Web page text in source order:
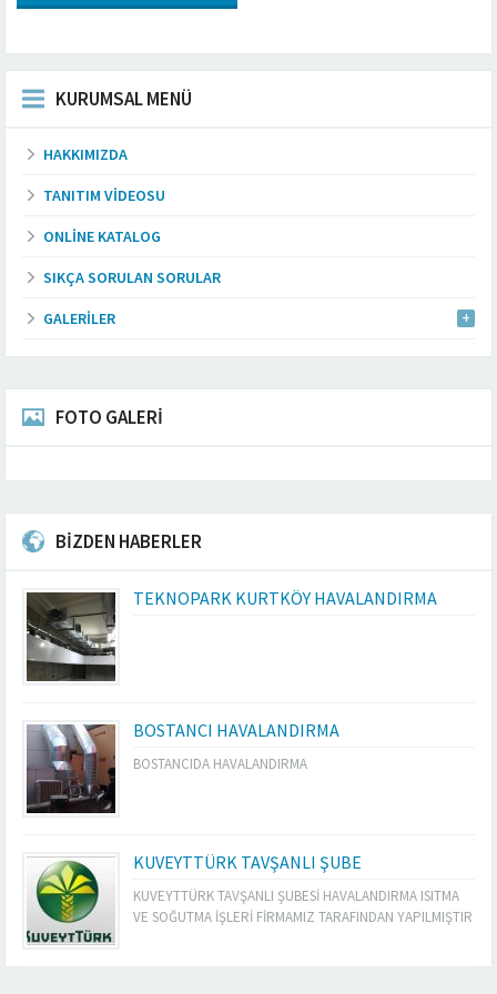
KURUMSAL MENÜ
HAKKIMIZDA
TANITIM VIDEOSU
ONLINE KATALOG
SIKÇA SORULAN SORULAR
GALERILER
FOTO GALERİ
BİZDEN HABERLER
TEKNOPARK KURTKÖY HAVALANDIRMA
BOSTANCI HAVALANDIRMA
BOSTANCIDA HAVALANDIRMA
KUVEYTTÜRK TAVŞANLI ŞUBE
KUVEYTTÜRK TAVŞANLI ŞUBESİ HAVALANDIRMA ISITMA
VE SOĞUTMA İŞLERİ FİRMAMIZ TARAFINDAN YAPILMIŞTIR